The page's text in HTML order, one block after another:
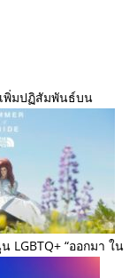
พิ่มปฏิสัมพันธ์บน
LGBTQ+ “ออกมา ใน